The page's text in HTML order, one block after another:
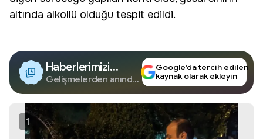
altında alkollü olduğu tespit edildi.
Haberlerimizi
Google'da Takip
Edin
Gelişmelerden anında
Google’da tercih edilen
kaynak olarak ekleyin
1